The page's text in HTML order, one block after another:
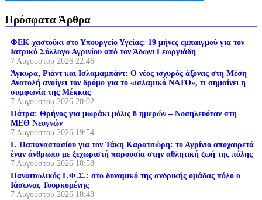
Πρόσφατα Άρθρα
ΦΕΚ-χαστούκι στο Υπουργείο Υγείας: 19 μήνες εμπαιγμού για τον
Ιατρικό Σύλλογο Αγρινίου από τον Άδωνι Γεωργιάδη
7 Αυγούστου 2026 22:46
Άγκυρα, Ριάντ και Ισλαμαμπάντ: Ο νέος ισχυρός άξονας στη Μέση
Ανατολή ανοίγει τον δρόμο για το «ισλαμικό ΝΑΤΟ», τι σημαίνει η
συμφωνία της Μέκκας
7 Αυγούστου 2026 20:02
Πάτρα: Θρήνος για μωράκι μόλις 8 ημερών – Νοσηλευόταν στη
ΜΕΘ Νεογνών
7 Αυγούστου 2026 19:54
Γ. Παπαναστασίου για τον Τάκη Καρατσώρη: το Αγρίνιο αποχαιρετά
έναν άνθρωπο με ξεχωριστή παρουσία στην αθλητική ζωή της πόλης
7 Αυγούστου 2026 18:58
Παναιτωλικός Γ.Φ.Σ.: στο δυναμικό της ανδρικής ομάδας πόλο ο
Ιάσωνας Τουρκομένης
7 Αυγούστου 2026 18:48